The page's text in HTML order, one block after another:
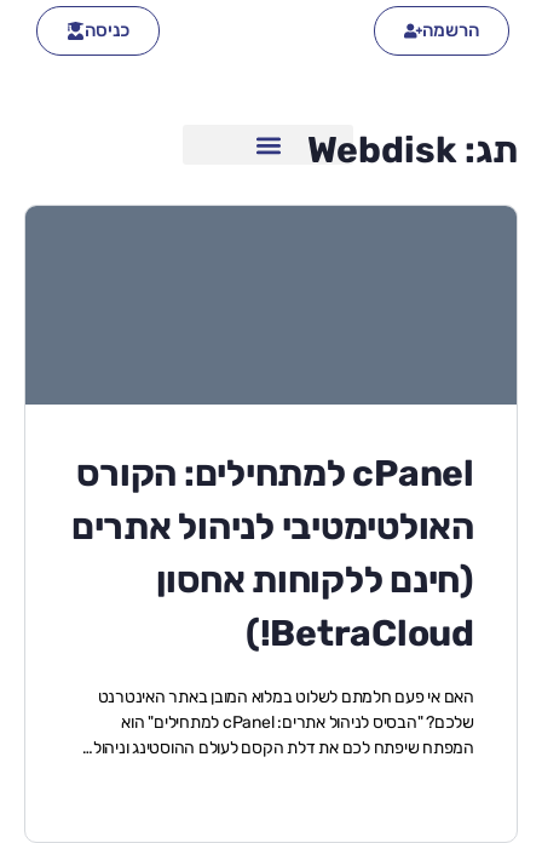
הרשמה כניסה
תג:Webdisk
cPanel למתחילים: הקורס
האולטימטיבי לניהול אתרים
(חינם ללקוחות אחסון
BetraCloud!)
האם אי פעם חלמתם לשלוט במלוא המובן באתר האינטרנט
שלכם? "הבסיס לניהול אתרים: cPanel למתחילים" הוא
המפתח שיפתח לכם את דלת הקסם לעולם ההוסטינג וניהול…